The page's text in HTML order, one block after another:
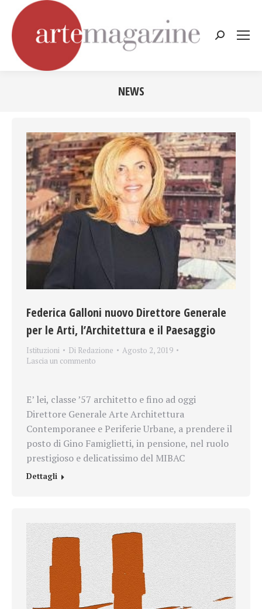
Cerca:
NEWS
Federica Galloni nuovo Direttore Generale
per le Arti, l’Architettura e il Paesaggio
Istituzioni Di Redazione
Agosto 2, 2019
Lascia un commento
E’ lei, classe ’57 architetto e fino ad oggi
Direttore Generale Arte Architettura
Contemporanee e Periferie Urbane, a prendere il
posto di Gino Famiglietti, in pensione, nel ruolo
prestigioso e delicatissimo del MIBAC
Dettagli